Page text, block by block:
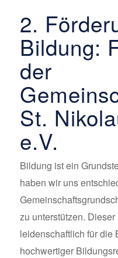
2.
Bildung:
der
St.
e.V.
Bildung ist ein
haben wir uns
zu unterstützen.
leidenschaftlich für die
hochwertiger